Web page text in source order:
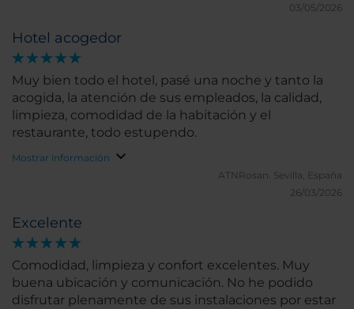
03/05/2026
Hotel acogedor
Muy bien todo el hotel, pasé una noche y tanto la
acogida, la atención de sus empleados, la calidad,
limpieza, comodidad de la habitación y el
restaurante, todo estupendo.
Mostrar información
ATNRosan. Sevilla, España
26/03/2026
Excelente
Comodidad, limpieza y confort excelentes. Muy
buena ubicación y comunicación. No he podido
disfrutar plenamente de sus instalaciones por estar